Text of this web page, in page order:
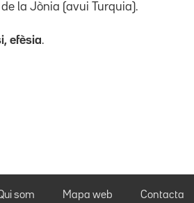
la Jònia (avui Turquia).
efèsia.
som Mapa web Contacta